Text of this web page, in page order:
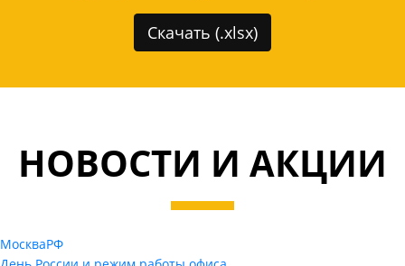
Скачать (.xlsx)
НОВОСТИ И АКЦИИ
МоскваРФ